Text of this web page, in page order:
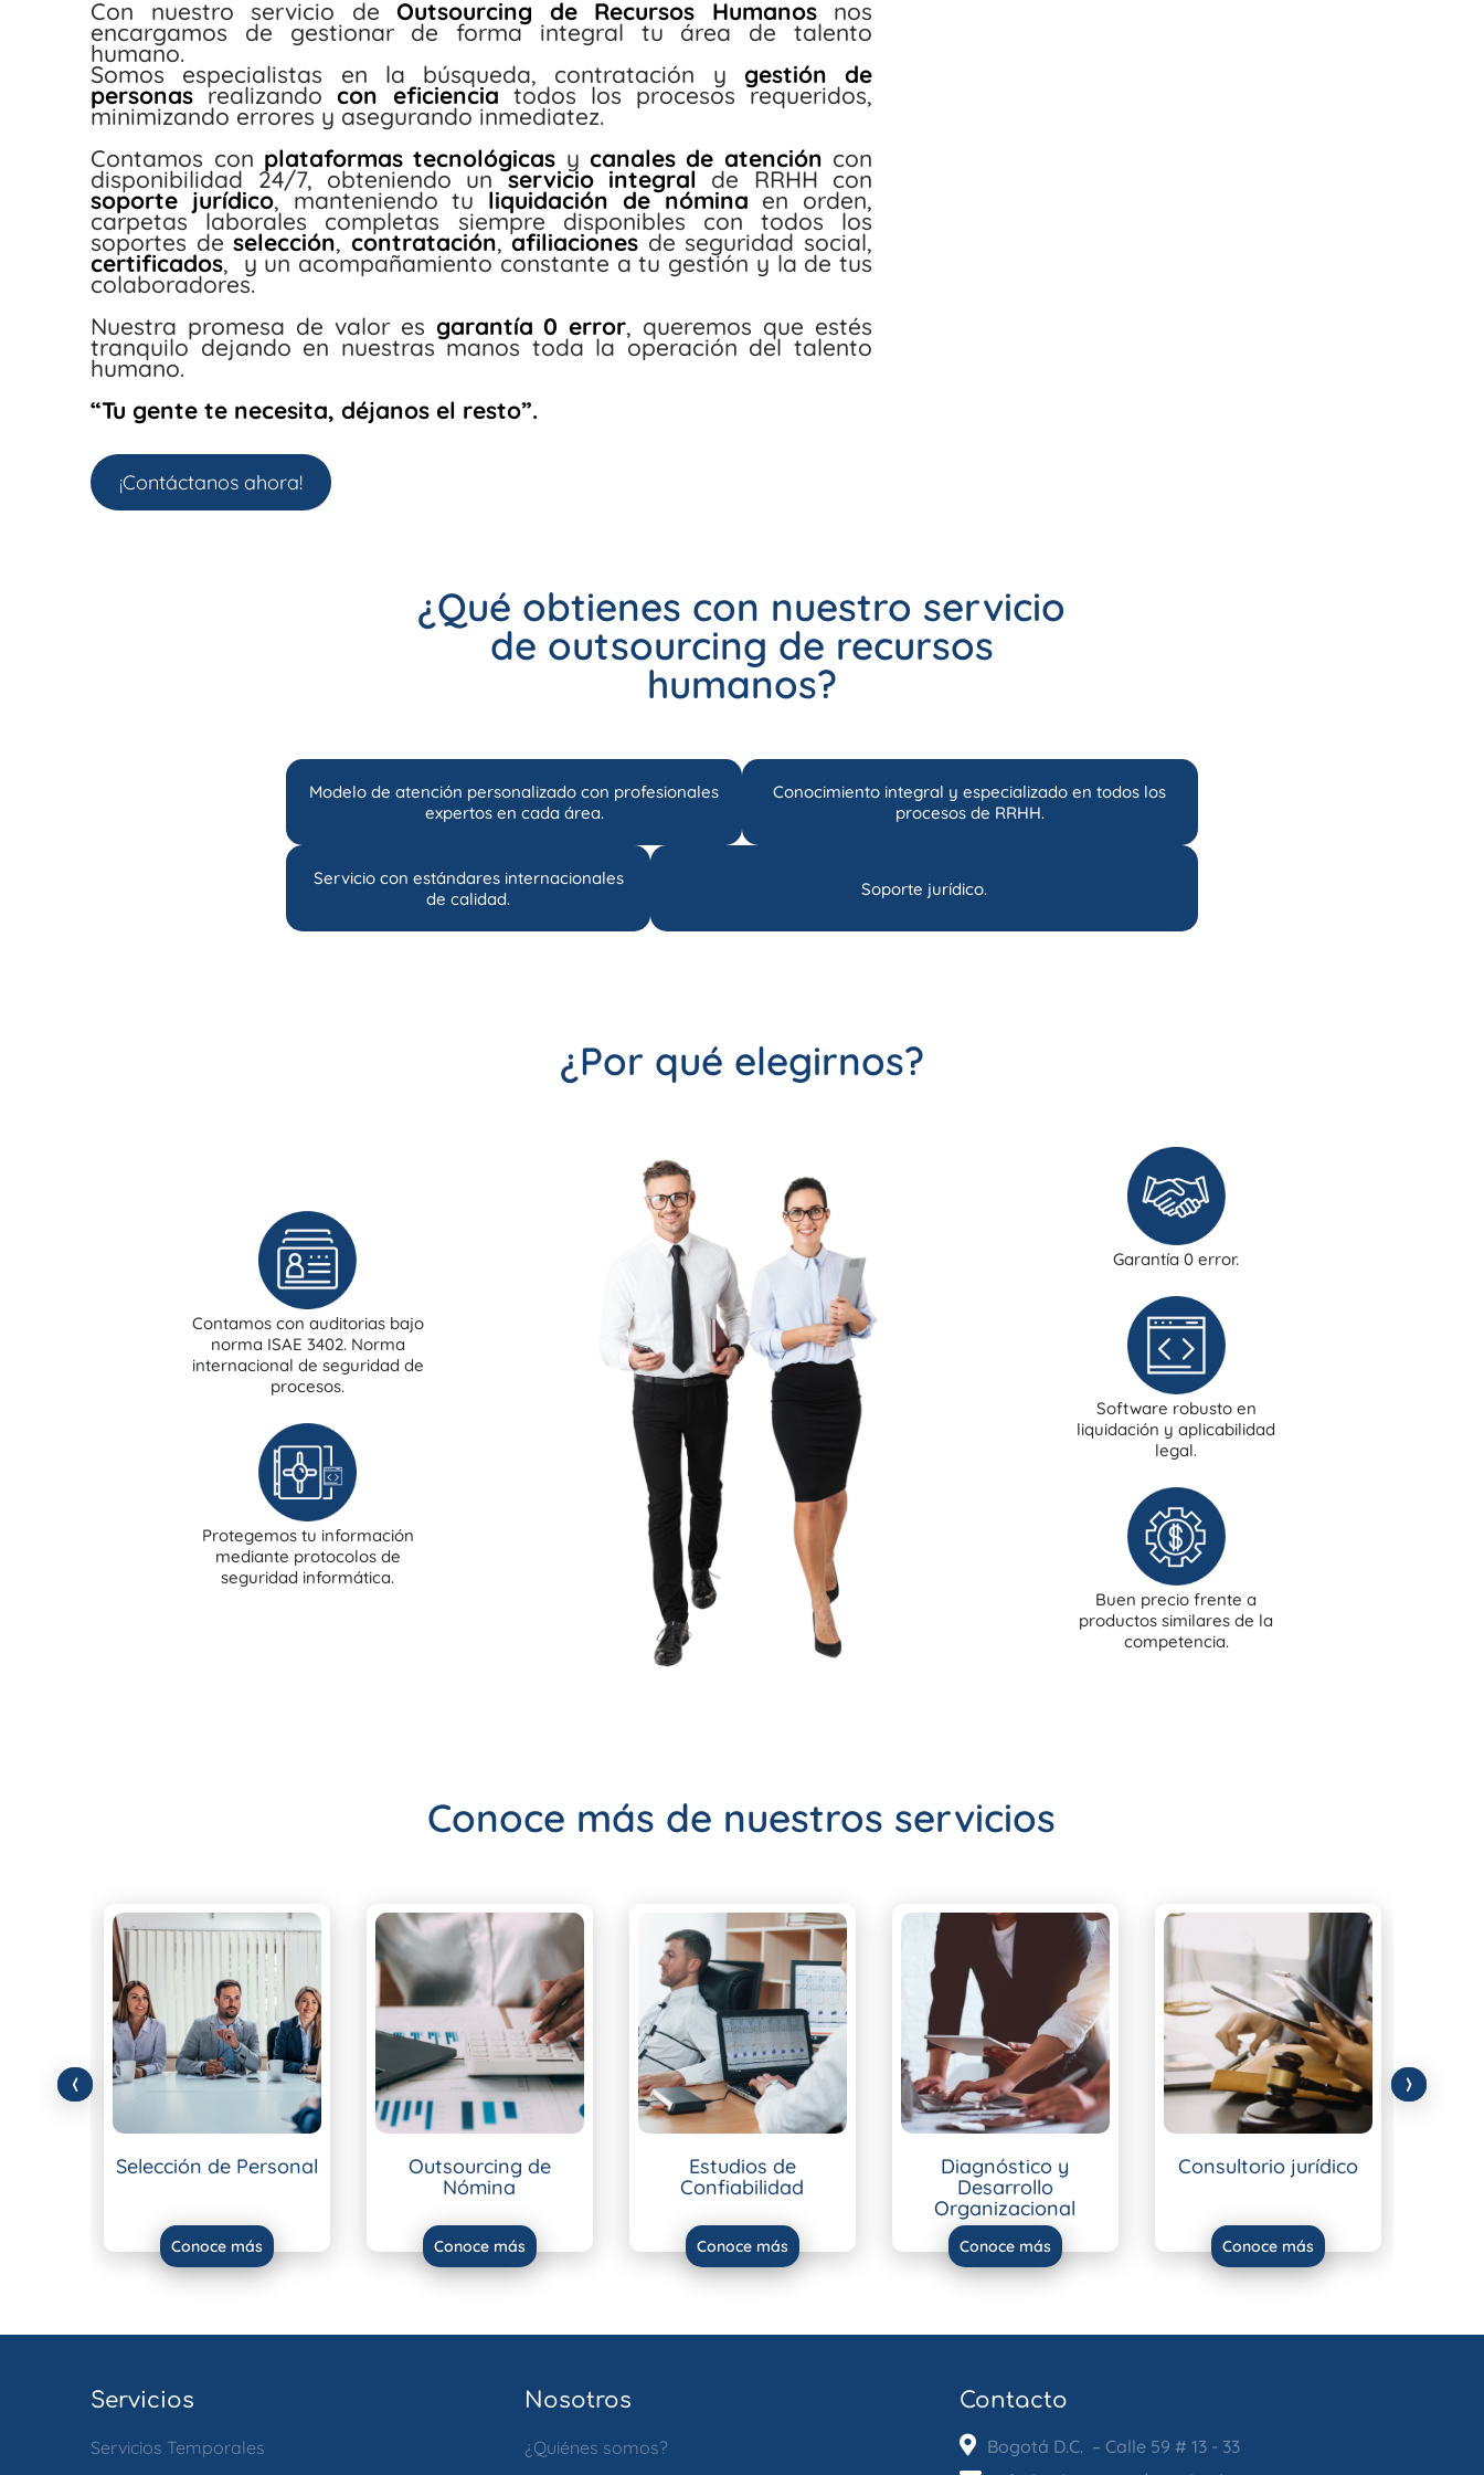
Con nuestro servicio deOutsourcing de Recursos Humanos nos
encargamos de gestionar de forma integral tu área de talento
humano.
Somos especialistas en la búsqueda, contratación y gestión de
personasrealizando con eficiencia todos los procesos requeridos,
minimizando errores y asegurando inmediatez.
Contamos con plataformas tecnológicas y canales de atención con
disponibilidad 24/7, obteniendo unservicio integral de RRHH con
soporte jurídico, manteniendo tu liquidación de nómina en orden,
carpetas laborales completas siempre disponibles con todos los
soportes deselección, contratación,afiliaciones de seguridad social,
certificados, y un acompañamiento constante a tu gestión y la de tus
colaboradores.
Nuestra promesa de valor es garantía 0 error, queremos que estés
tranquilo dejando en nuestras manos toda la operación del talento
humano.
“Tu gente te necesita, déjanos el resto”.
¡Contáctanos ahora!
¿Qué obtienes con nuestro servicio
de outsourcing de recursos
humanos?
Modelo de atención personalizado con profesionales
expertos en cada área.
Conocimiento integral y especializado en todos los
procesos de RRHH.
Servicio con estándares internacionales
de calidad.
Soporte jurídico.
¿Por qué elegirnos?
Contamos con auditorias bajo
norma ISAE 3402. Norma
internacional de seguridad de
procesos.
Protegemos tu información
mediante protocolos de
seguridad informática.
Garantía 0 error.
Software robusto en
liquidación y aplicabilidad
legal.
Buen precio frente a
productos similares de la
competencia.
Conoce más de nuestros servicios
Selección de Personal
Conoce más
Outsourcing de
Nómina
Conoce más
Estudios de
Confiabilidad
Conoce más
Diagnóstico y
Desarrollo
Organizacional
Conoce más
Consultorio jurídico
Conoce más
‹ ›
Servicios
Servicios Temporales
Nosotros
¿Quiénes somos?
Contacto
Bogotá D.C. – Calle 59 # 13 - 33